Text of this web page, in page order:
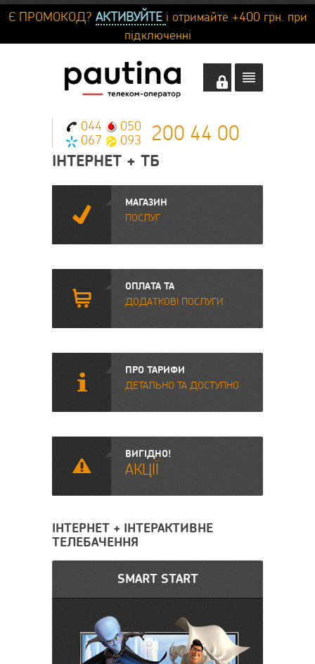
Є ПРОМОКОД? АКТИВУЙТЕ і отримайте +400 грн. при
підключенні
044
050
067
093 200 44 00
ІНТЕРНЕТ + ТБ
`
МАГАЗИН
ПОСЛУГ
+
ОПЛАТА ТА
ДОДАТКОВІ ПОСЛУГИ
ПРО ТАРИФИ
ДЕТАЛЬНО ТА ДОСТУПНО
&
ВИГІДНО!
АКЦІЇ
ІНТЕРНЕТ + ІНТЕРАКТИВНЕ
ТЕЛЕБАЧЕННЯ
SMART START